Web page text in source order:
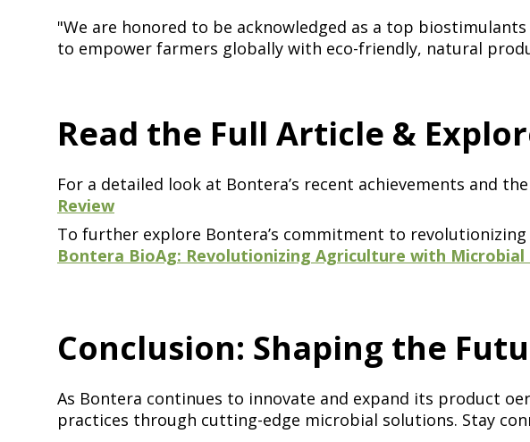
"We are honored to be acknowledged as a top
to empower farmers globally with eco-friendly, natural
Read the Full Article & Explore More​​​​‌
For a detailed look at Bontera’s recent achievements and their impact on sustainable agriculture, read the full article on
Review​​​​‌ ‍ ​‍​‍‌‍ ‌ ​‍‌‍‍‌‌‍‌ ‌‍‍‌‌‍ ‍​‍​‍​ ‍‍​‍​‍‌ ​ ‌‍​‌‌‍ ‍‌‍‍‌‌ ‌​‌ ‍‌​‍ ‍‌‍‍‌‌‍ ​‍​‍​‍ ​​‍​‍‌‍‍​‌ ​‍‌‍‌‌‌‍‌‍​‍​‍​ ‍‍​‍​‍​‍ ‌ ​ ‌ ‌​‌ ‌‌‌‍‌​‌‍‍‌‌‍ ​‍ ‌‍‍‌‌‍ ‍‌ ‌​‌‍‌‌‌‍ ‍‌ ‌​​‍ ‌‍‌‌‌‍‌​‌‍‍‌‌ ‌​​‍ ‌‍ ‌‌‍ ‌‍‌​‌‍‌‌​ ‌‌ ​​‌ ​‍‌‍‌‌‌ ​ ‌‍‌‌‌‍ ‍‌ ‌​‌‍​‌‌ ‌​‌‍‍‌‌‍ ‌‍ ‍​ ‍ ‌‍‍‌‌‍‌​​ ‌‌ ​​‌‍ ‌ ​ ‌ ‌​​‍ ‍‌ ​ ‌‍​‌​‍ ‍‌‍​‍‌‍ ‌‍ ‍‌ ‌​‌‍‌‌‌ ​‍‌‍​‌​‍ ‌‌‍ ​‌‍‌‌‌‍​‌‌‍‌​‌‍‍‌‌‍ ‍‌‍‌ ​‍ ‌‌ ‌​‌‍‍​‌‍‌‌​‍ ‌‌‍​ ‌‍‍​‌‍​‌‌ ​‍‌‍‌ ‌‍‌‌​‍ ‌‌‍‍‌‌‍ ‍​‍ ‌‌ ​ ‌ ‌‌‌ ​ ‌ ‌​‌‍​‌‌‍‍‌‌‍ ‍‌‍​‌‌‍​‍‌‍ ​‌‍‌‌​‍ ‌‌‍​‌‌‍‌ ‌ ​‍‌‍‍‌‌‍​ ‌ ‌‌‌‍ ​‌ ‌​‌ ‌‌‌ ​‍‌‍‌‌​ ‍ ‌ ‌​‌ ‍‌‌ ​​‌‍‌‌​ ‌‌ ​​‌‍ ‌ ​ ‌ ‌​​ ‍ ‌ ​​‌‍​‌‌ ‌​‌‍‍​​ ‌‌‍​‍‌‍ ‌‍‌​‌ ‍‌​‍‌‌​ ‌‌‌​​‍‌‌ ‌‍‍ ‌‍‌‌‌ ‍‌​‍‌‌​ ​ ‌​‌​​‍‌‌​ ​ ‌​‌​​‍‌‌​ ​‍​ ​‍​ ‌‍‌‍‌‍​ ‍‌‌‍‌​​ ‌​​ ‌‍​ ‌‍​ ‌​​ ​ ‌‍‌​​ ‍​‌‍‌‍​‍‌‌​ ​‍​ ​‍​‍‌‌​ ‌‌‌​‌​​‍ ‍‌‍​ ‌‍‍​‌‍‍‌‌‍ ​‌‍‌​‌ ​‍‌‍‌‌‌‍ ‍​‍‌‌​ ‌‌‌​​‍‌‌ ‌‍‍ ‌‍‌‌‌ ‍‌​‍‌‌​ ​ ‌​‌​​‍‌‌​ ​ ‌​‌​​‍‌‌​ ​‍​ ​‍​ ‌‍​ ‌‌​ ‍‌​ ‌‌‌‍‌‌​ ​ ​ ​‍​ ​‍‌‍‌​‌‍‌​​ ‌​​ ‌‌​‍‌‌​ ​‍​ ​‍​‍‌‌​ ‌‌‌​‌​​‍ ‍‌ ‌​‌‍‌‌‌ ‍​‌ ‌​​ ‌‍​‍‌‍​‌‌ ​ ‌‍‌‌‌‌‌‌‌ ​‍‌‍ ​​ ‌​‍‌‌​ ​‍‌​‌‍‌ ​ ‌ ‌​‌ ‌‌‌‍‌​‌‍‍‌‌‍ ​‍‌‍‌‍‍‌‌‍‌​​ ‌‌ ​​‌‍ ‌ ​ ‌ ‌​​‍ ‍‌ ​ ‌‍​‌​‍ ‍‌‍​‍‌‍ ‌‍ ‍‌ ‌​‌‍‌‌‌ ​‍‌‍​‌​‍ ‌‌‍ ​‌‍‌‌‌‍​‌‌‍‌​‌‍‍‌‌‍ ‍‌‍‌ ​‍ ‌‌ ‌​‌‍‍​‌‍‌‌​‍ ‌‌‍​ ‌‍‍​‌‍​‌‌ ​‍‌‍‌ ‌‍‌‌​‍ ‌‌‍‍‌‌‍ ‍​‍ ‌‌ ​ ‌ ‌‌‌ ​ ‌ ‌​‌‍​‌‌‍‍‌‌‍ ‍‌‍​‌‌‍​‍‌‍ ​‌‍‌‌​‍ ‌‌‍​‌‌‍‌ ‌ ​‍‌‍‍‌‌‍​ ‌ ‌‌‌‍ ​‌ ‌​‌ ‌‌‌ ​‍‌‍‌‌​‍‌‍‌ ‌​‌ ‍‌‌ ​​‌‍‌‌​ ‌‌ ​​‌‍ ‌ ​ ‌ ‌​​‍‌‍‌ ​​‌‍​‌‌ ‌​‌‍‍​​ ‌‌‍​‍‌‍ ‌‍‌​‌ ‍‌​‍‌‌​ ‌‌‌​​‍‌‌ ‌‍‍ ‌‍‌‌‌ ‍‌​‍‌‌​ ​ ‌​‌​​‍‌‌​ ​ ‌​‌​​‍‌‌​ ​‍​ ​‍​ ‌‍‌‍‌‍​ ‍‌‌‍‌​​ ‌​​ ‌‍​ ‌‍​ ‌​​ ​ ‌‍‌​​ ‍​‌‍‌‍​‍‌‌​ ​‍​ ​‍​‍‌‌​ ‌‌‌​‌​​‍ ‍‌‍​ ‌‍‍​‌‍‍‌‌‍ ​‌‍‌​‌ ​‍‌‍‌‌‌‍ ‍​‍‌‌​ ‌‌‌​​‍‌‌ ‌‍‍ ‌‍‌‌‌ ‍‌​‍‌‌​ ​ ‌​‌​​‍‌‌​ ​ ‌​‌​​‍‌‌​ ​‍​ ​‍​ ‌‍​ ‌‌​ ‍‌​ ‌‌‌‍‌‌​ ​ ​ ​‍​ ​‍‌‍‌​‌‍‌​​ ‌​​ ‌‌​‍‌‌​ ​‍​ ​‍​‍‌‌​ ‌‌‌​‌​​‍ ‍‌ ‌​‌‍‌‌‌ ‍​‌ ‌​​‍‌‍‌ ​​‌‍‌‌‌ ​‍‌ ​ ‌ ​​‌‍‌‌‌‍​ ‌ ‌​‌‍‍‌‌ ‌‍‌‍‌‌​ ‌‌ ​​‌ ‌‌‌‍​‍‌‍ ​‌‍‍‌‌ ​ ‌‍‍​‌‍‌‌‌‍‌​​‍​‍‌ ‌
To further explore Bontera’s commitment to
Bontera BioAg: Revolutionizing Agriculture with Microbial Innovations​​​​‌
Conclusion: Shaping the Future of Sustainable Agriculture​​​​‌
As Bontera continues to innovate and expand its product
practices through cutting-edge microbial solutions. Stay